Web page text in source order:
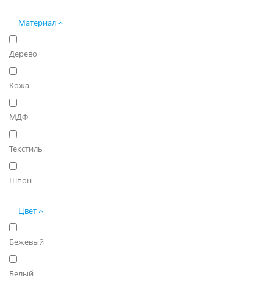
Материал
Дерево
Кожа
МДФ
Текстиль
Шпон
Цвет
Бежевый
Белый